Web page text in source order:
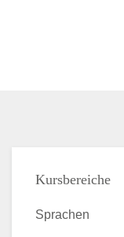
Kursbereiche
Sprachen